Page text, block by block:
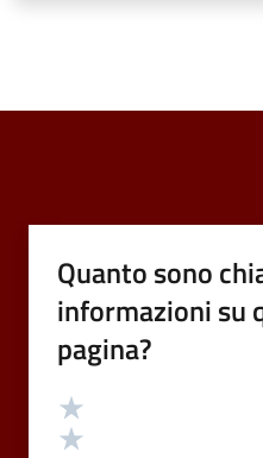
Quanto sono
informazioni su
pagina?
Valutazione